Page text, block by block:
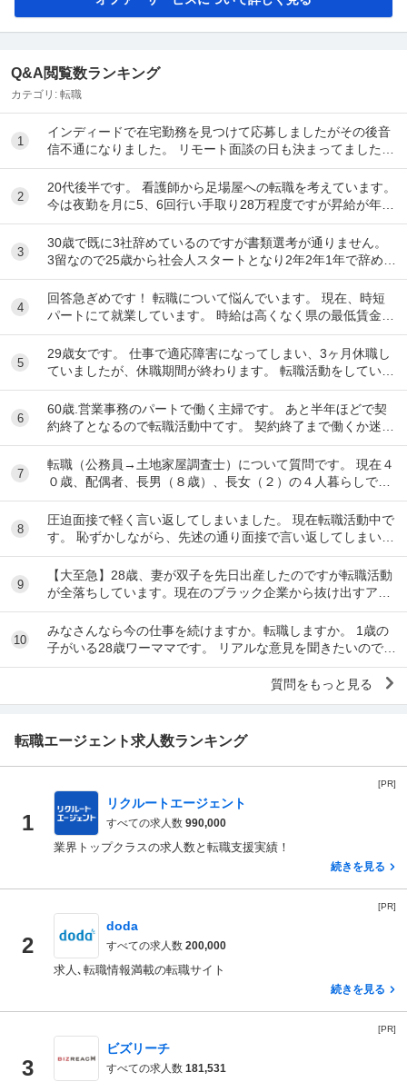
Q&A閲覧数ランキング
カテゴリ: 転職
1
インディードで在宅勤務を見つけて応募しましたがその後音
信不通になりました。 リモート面談の日も決まってました。
リクルーティングソリューションという会...
2
20代後半です。 看護師から足場屋への転職を考えています。
今は夜勤を月に5、6回行い手取り28万程度ですが昇給が年10
00円のため将来に不安があります。...
3
30歳で既に3社辞めているのですが書類選考が通りません。
3留なので25歳から社会人スタートとなり2年2年1年で辞めて
しまいました。全部SESのITエンジ...
4
回答急ぎめです！ 転職について悩んでいます。 現在、時短
パートにて就業しています。 時給は高くなく県の最低賃金＋
20円で、1日6時間で働いています。 ...
5
29歳女です。 仕事で適応障害になってしまい、3ヶ月休職し
ていましたが、休職期間が終わります。 転職活動をしていま
したが決まらなかったので、一応、復帰さ...
6
60歳.営業事務のパートで働く主婦です。 あと半年ほどで契
約終了となるので転職活動中てす。 契約終了まで働くか迷い
ましたが、転職するなら早いほうが良いだろ...
7
転職（公務員→土地家屋調査士）について質問です。 現在４
０歳、配偶者、長男（８歳）、長女（２）の４人暮らしで
す。 地方公務員として勤めているなか、昨年度...
8
圧迫面接で軽く言い返してしまいました。 現在転職活動中で
す。 恥ずかしながら、先述の通り面接で言い返してしまい、
今後どのように対応すべきかご教示いただきた...
9
【大至急】28歳、妻が双子を先日出産したのですが転職活動
が全落ちしています。現在のブラック企業から抜け出すアド
バイスをください。 28歳男性です。現在、転...
10
みなさんなら今の仕事を続けますか。転職しますか。 1歳の
子がいる28歳ワーママです。 リアルな意見を聞きたいので現
在もしくは過去ワーママだった方のみ、回...
質問をもっと見る
転職エージェント求人数ランキング
[PR]
1
リクルートエージェント
すべての求人数 990,000
業界トップクラスの求人数と転職支援実績！
続きを見る
[PR]
2
doda
すべての求人数 200,000
求人､転職情報満載の転職サイト
続きを見る
[PR]
3
ビズリーチ
すべての求人数 181,531